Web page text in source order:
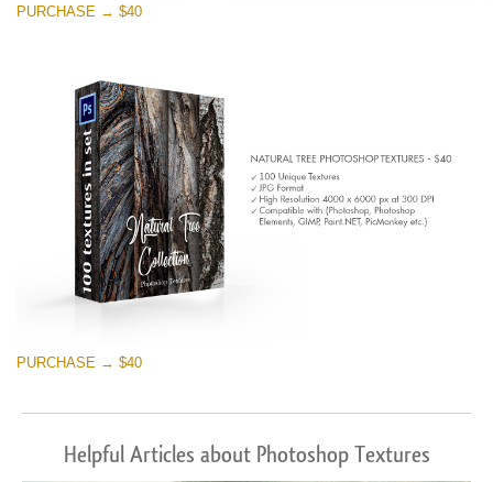
PURCHASE → $40
PURCHASE → $40
Helpful Articles about Photoshop Textures